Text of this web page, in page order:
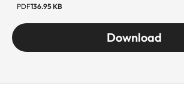
PDF136.95 KB
Download